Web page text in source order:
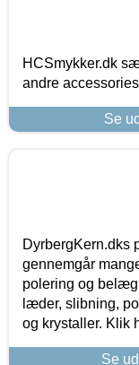
HCSmykker.dk
andre
Se
DyrbergKern.dks
gennemgår
polering og
læder, slibning,
og krystaller. Klik
Se